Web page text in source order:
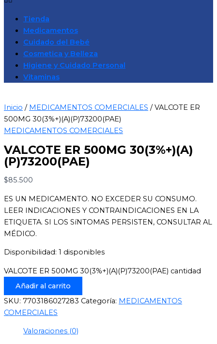
Tienda
Medicamentos
Cuidado del Bebé
Cosmetica y Belleza
Higiene y Cuidado Personal
Vitaminas
Inicio / MEDICAMENTOS COMERCIALES / VALCOTE ER
500MG 30(3%+)(A)(P)73200(PAE)
MEDICAMENTOS COMERCIALES
VALCOTE ER 500MG 30(3%+)(A)
(P)73200(PAE)
$85.500
ES UN MEDICAMENTO. NO EXCEDER SU CONSUMO.
LEER INDICACIONES Y CONTRAINDICACIONES EN LA
ETIQUETA. SI LOS SíNTOMAS PERSISTEN, CONSULTAR AL
MÉDICO.
Disponibilidad: 1 disponibles
VALCOTE ER 500MG 30(3%+)(A)(P)73200(PAE) cantidad
Añadir al carrito
SKU: 7703186027283 Categoría: MEDICAMENTOS
COMERCIALES
Valoraciones (0)